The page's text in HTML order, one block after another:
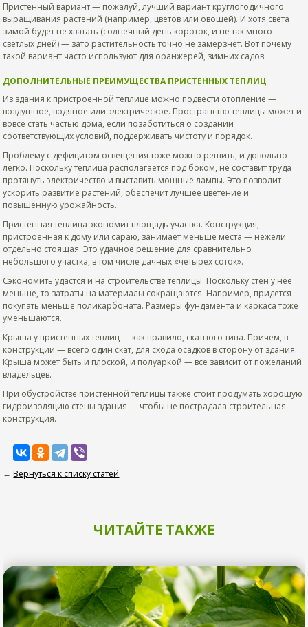
Пристенный вариант — пожалуй, лучший вариант круглогодичного
выращивания растений (например, цветов или овощей). И хотя света
зимой будет не хватать (солнечный день короток, и не так много
светлых дней) — зато растительность точно не замерзнет. Вот почему
такой вариант часто используют для оранжерей, зимних садов.
ДОПОЛНИТЕЛЬНЫЕ ПРЕИМУЩЕСТВА ПРИСТЕННЫХ ТЕПЛИЦ
Из здания к пристроенной теплице можно подвести отопление —
воздушное, водяное или электрическое. Пространство теплицы может и
вовсе стать частью дома, если позаботиться о создании
соответствующих условий, поддерживать чистоту и порядок.
Проблему с дефицитом освещения тоже можно решить, и довольно
легко. Поскольку теплица располагается под боком, не составит труда
протянуть электричество и выставить мощные лампы. Это позволит
ускорить развитие растений, обеспечит лучшее цветение и
повышенную урожайность.
Пристенная теплица экономит площадь участка. Конструкция,
пристроенная к дому или сараю, занимает меньше места — нежели
отдельно стоящая. Это удачное решение для сравнительно
небольшого участка, в том числе дачных «четырех соток».
Сэкономить удастся и на строительстве теплицы. Поскольку стен у нее
меньше, то затраты на материалы сокращаются. Например, придется
покупать меньше поликарбоната. Размеры фундамента и каркаса тоже
уменьшаются.
Крыша у пристенных теплиц — как правило, скатного типа. Причем, в
конструкции — всего один скат, для схода осадков в сторону от здания.
Крыша может быть и плоской, и полуаркой — все зависит от пожеланий
владельцев.
При обустройстве пристенной теплицы также стоит продумать хорошую
гидроизоляцию стены здания — чтобы не пострадала строительная
конструкция.
← Вернуться к списку статей
ЧИТАЙТЕ ТАКЖЕ